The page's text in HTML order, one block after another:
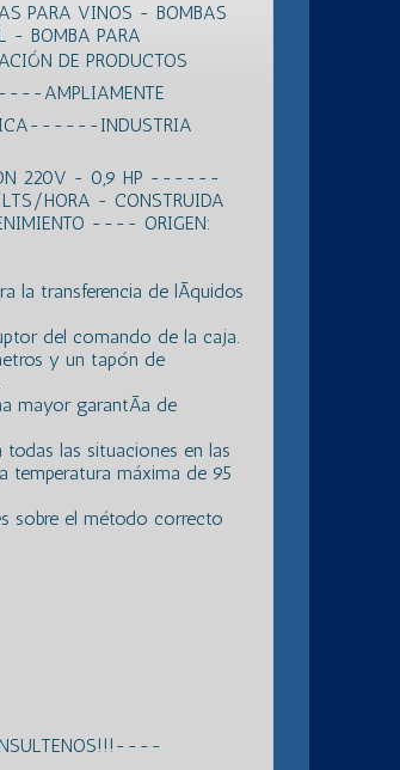
PARA VINOS - BOMBAS
- BOMBA PARA
DE PRODUCTOS
AMPLIAMENTE
INDUSTRIA
220V - 0,9 HP ------
HORA - CONSTRUIDA
---- ORIGEN:
la transferencia de lÃ­quidos
del comando de la caja.
y un tapón de
mayor garantÃ­a de
las situaciones en las
temperatura máxima de 95
sobre el método correcto